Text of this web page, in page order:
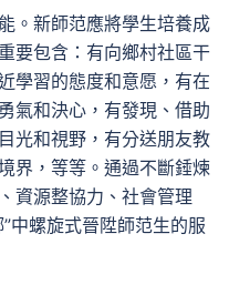
。新師范應將學生培養成
要包含：有向鄉村社區干
學習的態度和意愿，有在
氣和決心，有發現、借助
光和視野，有分送朋友教
界，等等。通過不斷錘煉
資源整協力、社會管理
中螺旋式晉陞師范生的服